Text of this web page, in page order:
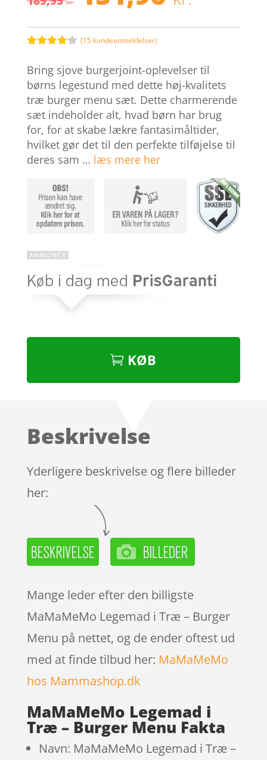
oprindelige
pris
var:
189,95 kr..
pris
er:
ud af 5
baseret
på
kundebedø
mmelser
(15 kundeanmeldelser)
Bring sjove burgerjoint-oplevelser til
børns legestund med dette høj-kvalitets
træ burger menu sæt. Dette charmerende
sæt indeholder alt, hvad børn har brug
for, for at skabe lækre fantasimåltider,
hvilket gør det til den perfekte tilføjelse til
deres sam … læs mere her
KØB
Beskrivelse
Yderligere beskrivelse og flere billeder
her:
Mange leder efter den billigste
MaMaMeMo Legemad i Træ – Burger
Menu på nettet, og de ender oftest ud
med at finde tilbud her: MaMaMeMo
hos Mammashop.dk
MaMaMeMo Legemad i
Træ – Burger Menu Fakta
Navn: MaMaMeMo Legemad i Træ –